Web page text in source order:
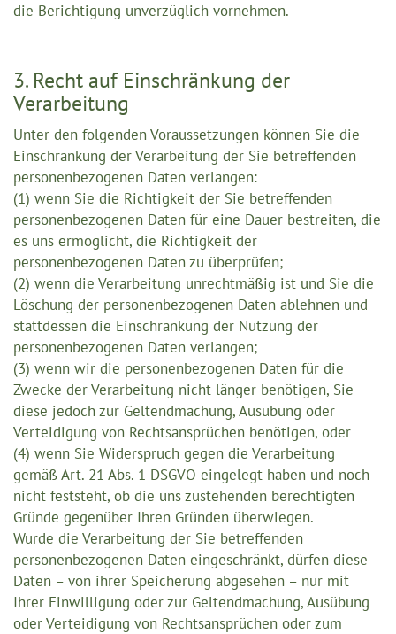
die Berichtigung unverzüglich vornehmen.
3. Recht auf Einschränkung der
Verarbeitung
Unter den folgenden Voraussetzungen können Sie die
Einschränkung der Verarbeitung der Sie betreffenden
personenbezogenen Daten verlangen:
(1) wenn Sie die Richtigkeit der Sie betreffenden
personenbezogenen Daten für eine Dauer bestreiten, die
es uns ermöglicht, die Richtigkeit der
personenbezogenen Daten zu überprüfen;
(2) wenn die Verarbeitung unrechtmäßig ist und Sie die
Löschung der personenbezogenen Daten ablehnen und
stattdessen die Einschränkung der Nutzung der
personenbezogenen Daten verlangen;
(3) wenn wir die personenbezogenen Daten für die
Zwecke der Verarbeitung nicht länger benötigen, Sie
diese jedoch zur Geltendmachung, Ausübung oder
Verteidigung von Rechtsansprüchen benötigen, oder
(4) wenn Sie Widerspruch gegen die Verarbeitung
gemäß Art. 21 Abs. 1 DSGVO eingelegt haben und noch
nicht feststeht, ob die uns zustehenden berechtigten
Gründe gegenüber Ihren Gründen überwiegen.
Wurde die Verarbeitung der Sie betreffenden
personenbezogenen Daten eingeschränkt, dürfen diese
Daten – von ihrer Speicherung abgesehen – nur mit
Ihrer Einwilligung oder zur Geltendmachung, Ausübung
oder Verteidigung von Rechtsansprüchen oder zum